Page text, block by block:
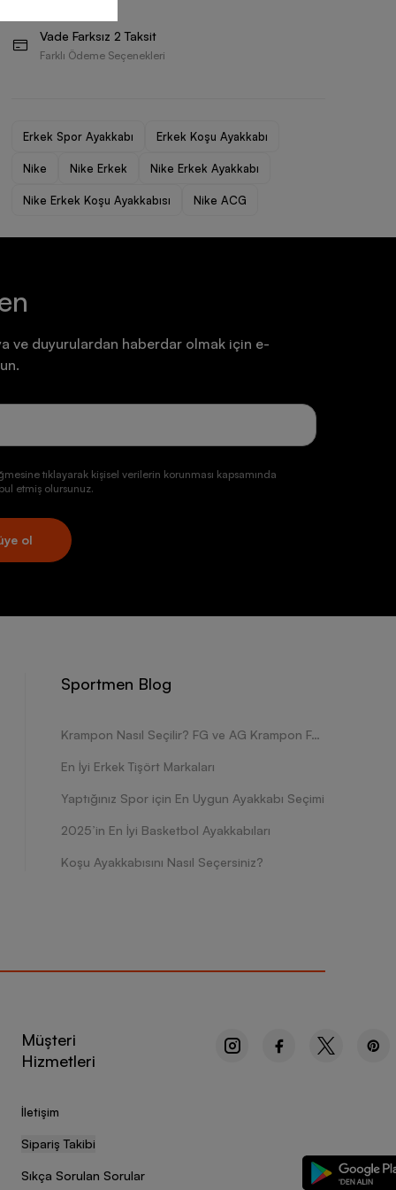
7.199,90 TL
Vade Farksız 2 Taksit
Farklı Ödeme Seçenekleri
Erkek Spor Ayakkabı Erkek Koşu Ayakkabı
Nike Nike Erkek Nike Erkek Ayakkabı
Nike Erkek Koşu Ayakkabısı Nike ACG
ve duyurulardan haberdar olmak için e-
tıklayarak kişisel verilerin korunması kapsamında
etmiş olursunuz.
ol
Sportmen Blog
Krampon Nasıl Seçilir? FG ve AG Krampon Farkları Nelerdir?
En İyi Erkek Tişört Markaları
Yaptığınız Spor için En Uygun Ayakkabı Seçimi
2025’in En İyi Basketbol Ayakkabıları
Koşu Ayakkabısını Nasıl Seçersiniz?
Müşteri
Hizmetleri
İletişim
Sipariş Takibi
Sıkça Sorulan Sorular